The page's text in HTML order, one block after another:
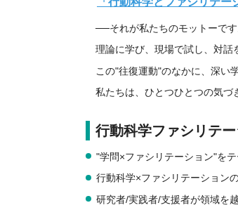
──それが私たちのモットーです
理論に学び、現場で試し、対話
この"往復運動"のなかに、深い
私たちは、ひとつひとつの気づ
行動科学ファシリテ
"学問×ファシリテーション"を
行動科学×ファシリテーション
研究者/実践者/支援者が領域を